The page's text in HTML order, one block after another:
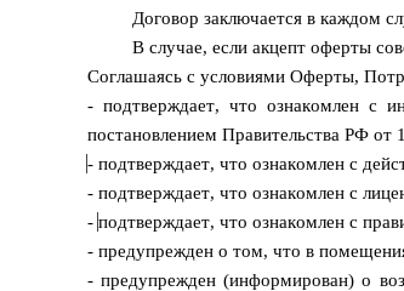
Договор заключается в каждом
В случае, если акцепт оферты
Соглашаясь с условиями Оферты,
- подтверждает, что ознакомлен с
постановлением Правительства РФ
- подтверждает, что ознакомлен с
- подтверждает, что ознакомлен с
- подтверждает, что ознакомлен с
- предупрежден о том, что в
- предупрежден (информирован) о